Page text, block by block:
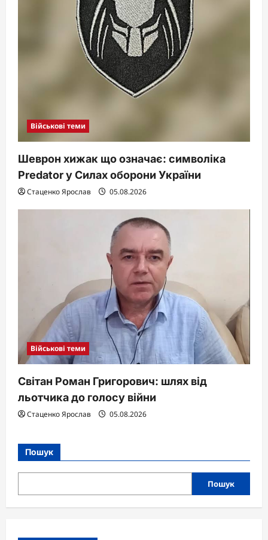
Військові теми
Шеврон хижак що означає: символіка
Predator у Силах оборони України
Стаценко Ярослав 05.08.2026
Військові теми
Світан Роман Григорович: шлях від
льотчика до голосу війни
Стаценко Ярослав 05.08.2026
Пошук
Пошук